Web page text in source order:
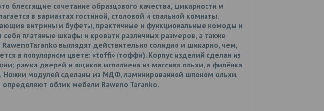
блестящие сочетание образцового качества, шикарности и
в вариантах гостиной, столовой и спальной комнаты.
витрины и буфеты, практичные и функциональные комоды и
платяные шкафы и кровати различных размеров, а также
RawenoTaranko выглядят действительно солидно и шикарно, чем,
в популярном цвете: «toffi» (тоффи). Корпус изделий сделан из
рамка дверей и ящиков исполнена из массива ольхи, а филёнка
модулей сделаны из МДФ, ламинированной шпоном ольхи.
определяют облик мебели Raweno Taranko.